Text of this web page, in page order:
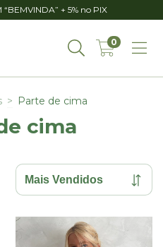
+ 5% no PIX
0
> Parte de cima
cima